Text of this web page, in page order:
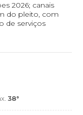
2026; canais
do pleito, com
de serviços
38°